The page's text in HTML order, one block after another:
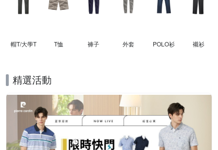
帽T/大學T T恤 褲子 外套 POLO衫 襯衫
精選活動